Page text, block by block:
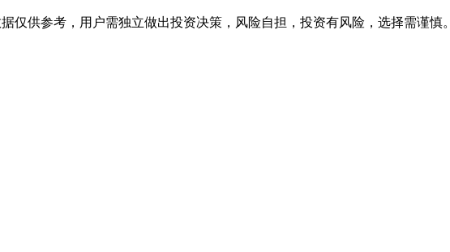
供参考，用户需独立做出投资决策，风险自担，投资有风险，选择需谨慎。